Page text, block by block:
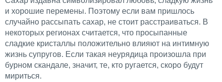
и хорошие перемены. Поэтому если вам пришлось
случайно рассыпать сахар, не стоит расстраиваться. В
некоторых регионах считается, что просыпанные
сладкие кристаллы положительно влияют на интимную
жизнь супругов. Если такая неурядица произошла при
бурном скандале, значит, те, кто ругается, скоро будут
мириться.